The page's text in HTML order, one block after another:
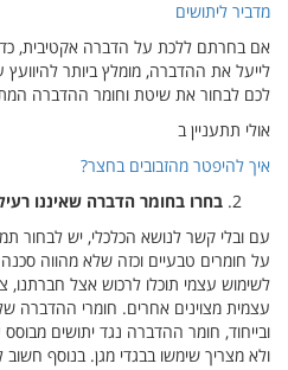
מדביר ליתושים
אם בחרתם ללכת על הדברה אקטיבית,
לייעל את ההדברה, מומלץ ביותר
לכם לבחור את שיטת וחומר ההדברה
אולי תתעניין ב
איך להיפטר מהזבובים בחצר?
בחרו בחומר הדברה שאיננו
עם ובלי קשר לנושא הכלכלי, יש לבחור
על חומרים טבעיים וכזה שלא מהווה
לשימוש עצמי תוכלו לרכוש אצל חברתנו,
עצמית מצוינים אחרים. חומרי ההדברה
ובייחוד, חומר ההדברה נגד יתושים
ולא מצריך שימשו בבגדי מגן. בנוסף